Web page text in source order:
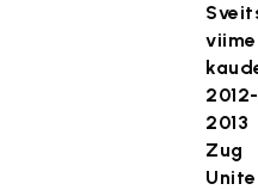
2012-
2013
Zug